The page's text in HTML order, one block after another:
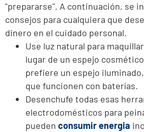
"prepararse". A continuación, se
consejos para cualquiera que
dinero en el cuidado personal.
Use luz natural para
lugar de un espejo
prefiere un espejo
que funcionen con baterías.
Desenchufe todas esas
electrodomésticos para
pueden consumir energia